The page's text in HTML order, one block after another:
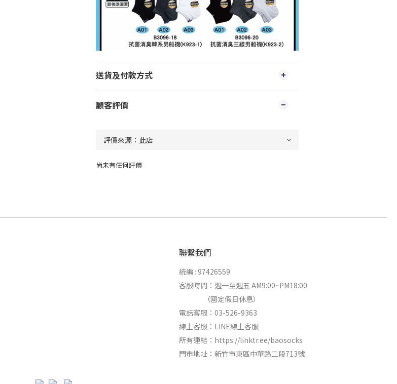
送貨及付款方式
顧客評價
尚未有任何評價
聯繫我們
統編 : 97426559
客服時間：週一至週五 AM9:00~PM18:00
（國定假日休息）
電話客服：03-526-9363
線上客服： LINE線上客服
所有連結： https://linktr.ee/baosocks
門市地址：新竹市東區中華路二段713號